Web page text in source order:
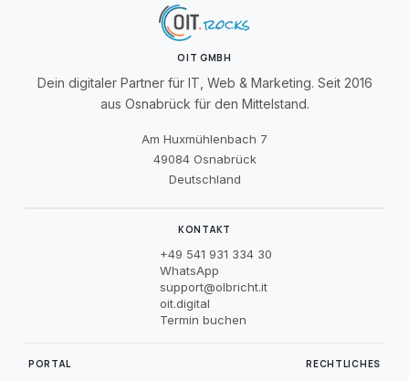
OIT GMBH
Dein digitaler Partner für IT, Web & Marketing. Seit 2016
aus Osnabrück für den Mittelstand.
Am Huxmühlenbach 7
49084 Osnabrück
Deutschland
PORTAL
KONTAKT
+49 541 931 334 30
WhatsApp
support@olbricht.it
oit.digital
Termin buchen
RECHTLICHES